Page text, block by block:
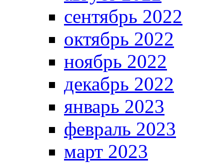
сентябрь 2022
октябрь 2022
ноябрь 2022
декабрь 2022
январь 2023
февраль 2023
март 2023